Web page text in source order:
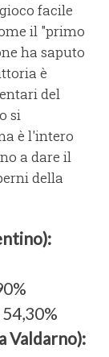
facile
il "primo
ha saputo
è
del
si
è l'intero
a dare il
della
54,30%
Valdarno):